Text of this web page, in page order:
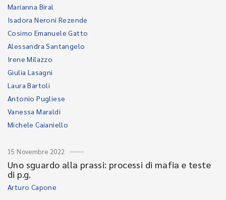
Marianna Biral
Isadora Neroni Rezende
Cosimo Emanuele Gatto
Alessandra Santangelo
Irene Milazzo
Giulia Lasagni
Laura Bartoli
Antonio Pugliese
Vanessa Maraldi
Michele Caianiello
15 Novembre 2022
Uno sguardo alla prassi: processi di mafia e teste
di p.g.
Arturo Capone